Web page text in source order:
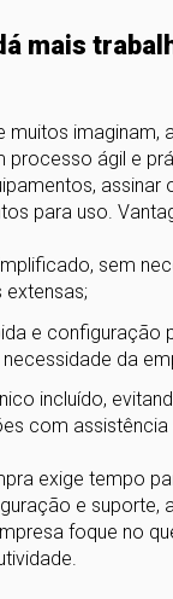
mais
muitos imaginam,
processo ágil e
assinar
para uso.
sem
e configuração
da
incluído,
com assistência
exige tempo
e suporte,
foque no